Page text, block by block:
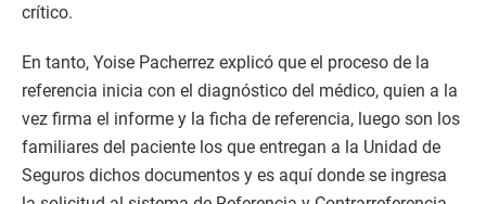
crítico.
En tanto, Yoise Pacherrez explicó que el proceso de la
referencia inicia con el diagnóstico del médico, quien a la
vez firma el informe y la ficha de referencia, luego son los
familiares del paciente los que entregan a la Unidad de
Seguros dichos documentos y es aquí donde se ingresa